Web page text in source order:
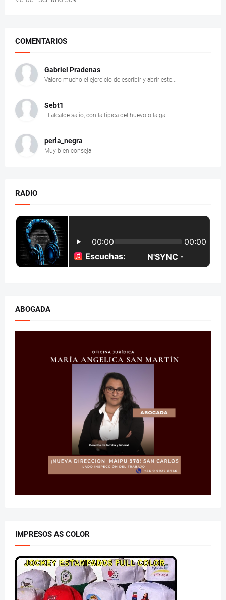
COMENTARIOS
Gabriel Pradenas
Valoro mucho el ejercicio de escribir y abrir este...
Sebt1
El alcalde salío, con la típica del huevo o la gal...
perla_negra
Muy bien consejal
RADIO
ABOGADA
IMPRESOS AS COLOR